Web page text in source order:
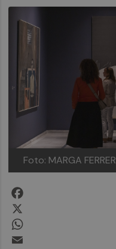
Foto: MARGA FERRER